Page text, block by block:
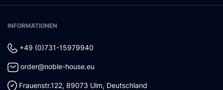
INFORMATIONEN
+49 (0)731-15979940
order@noble-house.eu
Frauenstr.122, 89073 Ulm, Deutschland